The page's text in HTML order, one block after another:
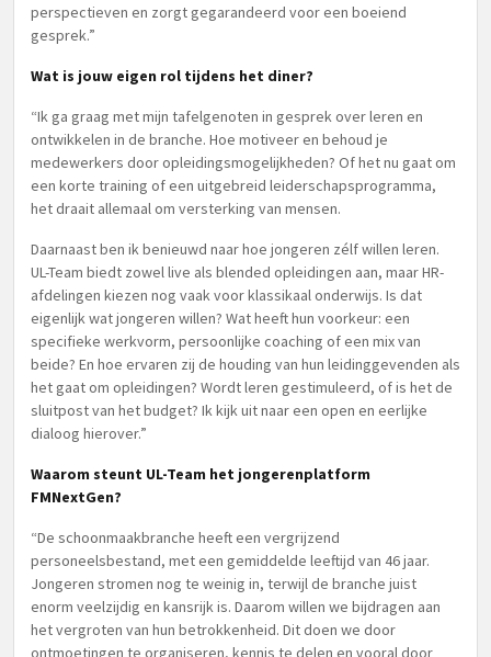
perspectieven en zorgt gegarandeerd voor een boeiend
gesprek.”
Wat is jouw eigen rol tijdens het diner?
“Ik ga graag met mijn tafelgenoten in gesprek over leren en
ontwikkelen in de branche. Hoe motiveer en behoud je
medewerkers door opleidingsmogelijkheden? Of het nu gaat om
een korte training of een uitgebreid leiderschapsprogramma,
het draait allemaal om versterking van mensen.
Daarnaast ben ik benieuwd naar hoe jongeren zélf willen leren.
UL-Team biedt zowel live als blended opleidingen aan, maar HR-
afdelingen kiezen nog vaak voor klassikaal onderwijs. Is dat
eigenlijk wat jongeren willen? Wat heeft hun voorkeur: een
specifieke werkvorm, persoonlijke coaching of een mix van
beide? En hoe ervaren zij de houding van hun leidinggevenden als
het gaat om opleidingen? Wordt leren gestimuleerd, of is het de
sluitpost van het budget? Ik kijk uit naar een open en eerlijke
dialoog hierover.”
Waarom steunt UL-Team het jongerenplatform
FMNextGen?
“De schoonmaakbranche heeft een vergrijzend
personeelsbestand, met een gemiddelde leeftijd van 46 jaar.
Jongeren stromen nog te weinig in, terwijl de branche juist
enorm veelzijdig en kansrijk is. Daarom willen we bijdragen aan
het vergroten van hun betrokkenheid. Dit doen we door
ontmoetingen te organiseren, kennis te delen en vooral door